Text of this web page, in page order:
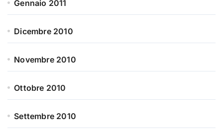
Gennaio 2011
Dicembre 2010
Novembre 2010
Ottobre 2010
Settembre 2010